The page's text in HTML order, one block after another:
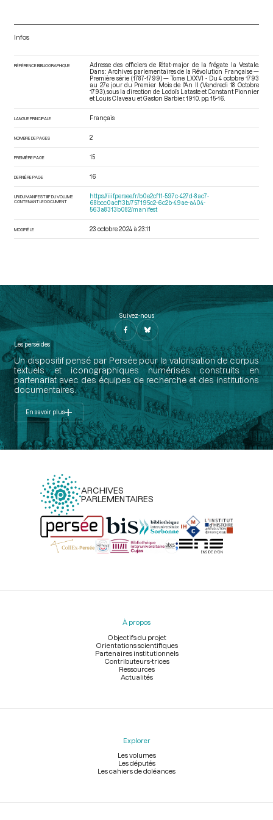
Infos
RÉFÉRENCE BIBLIOGRAPHIQUE
Adresse des officiers de l’état-major de la frégate la Vestale.
Dans : Archives parlementaires de la Révolution Française —
Première série (1787-1799) — Tome LXXVI - Du 4 octobre 1793
au 27e jour du Premier Mois de l'An II (Vendredi 18 Octobre
1793) , sous la direction de Lodoïs Lataste et Constant Pionnier
et Louis Claveau et Gaston Barbier. 1910. pp. 15-16.
LANGUE PRINCIPALE Français
NOMBRE DE PAGES 2
PREMIÈRE PAGE 15
DERNIÈRE PAGE 16
URI DU MANIFEST IIIF DU VOLUME
CONTENANT LE DOCUMENT
https://iiif.persee.fr/b0e2cf11-597c-427d-8ac7-
68bcc0acf13b/757195c2-6c2b-49ae-a404-
563a8313b082/manifest
MODIFIÉ LE 23 octobre 2024 à 23:11
Suivez-nous
Les perséides
Un dispositif pensé par Persée pour la valorisation de corpus
textuels et iconographiques numérisés construits en
partenariat avec des équipes de recherche et des institutions
documentaires.
En savoir plus
ARCHIVES
PARLEMENTAIRES
Menu
À propos
Objectifs du projet
Orientations scientifiques
Partenaires institutionnels
Contributeurs-trices
Ressources
Actualités
Explorer
Les volumes
Les députés
Les cahiers de doléances